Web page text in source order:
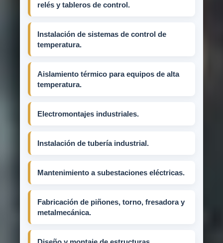
relés y tableros de control.
Instalación de sistemas de control de
temperatura.
Aislamiento térmico para equipos de alta
temperatura.
Electromontajes industriales.
Instalación de tubería industrial.
Mantenimiento a subestaciones eléctricas.
Fabricación de piñones, torno, fresadora y
metalmecánica.